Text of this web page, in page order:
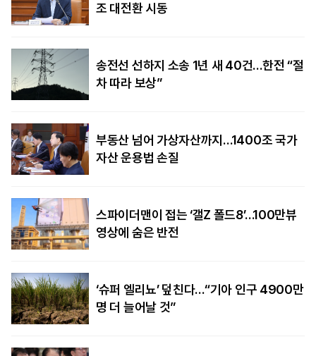
조 대전환 시동
송전선 선하지 소송 1년 새 40건…한전 “절
차 따라 보상”
부동산 넘어 가상자산까지…1400조 국가
자산 운용법 손질
스파이더맨이 접는 ‘갤Z 폴드8’…100만뷰
영상에 숨은 반전
‘슈퍼 엘리뇨’ 덮친다…“기아 인구 4900만
명 더 늘어날 것”